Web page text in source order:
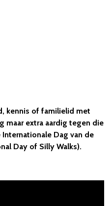
kennis of familielid met
maar extra aardig tegen die
Dag van de
Day of Silly Walks).